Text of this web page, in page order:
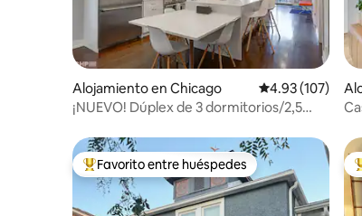
Alojamiento en Chicago Calificación
4.93 (107)
¡NUEVO! Dúplex de 3 dormitorios/2,5
Favorito entre huéspedes preferido
Favorito entre huéspedes